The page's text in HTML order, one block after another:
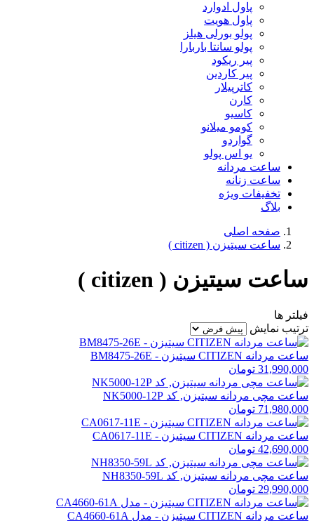
پاول ادوارد
پاول هویت
پولو بورلی هیلز
پولو سانتا باربارا
پیر ریکود
پیر کاردین
کاترپیلار
کارن
کاسیو
کومو میلانو
گواردو
یو اس پولو
ساعت مردانه
ساعت زنانه
تخفیفات ویژه
بلاگ
صفحه اصلی
ساعت سیتیزن ( citizen )
ساعت سیتیزن ( citizen )
فیلتر ها
ترتیب نمایش
ساعت مردانه CITIZEN سیتیزن - BM8475-26E
31,990,000 تومان
ساعت مچی مردانه سیتیزن, کد NK5000-12P
71,980,000 تومان
ساعت مردانه CITIZEN سیتیزن - CA0617-11E
42,690,000 تومان
ساعت مچی مردانه سیتیزن, کد NH8350-59L
29,990,000 تومان
ساعت مردانه CITIZEN سیتیزن - مدل CA4660-61A